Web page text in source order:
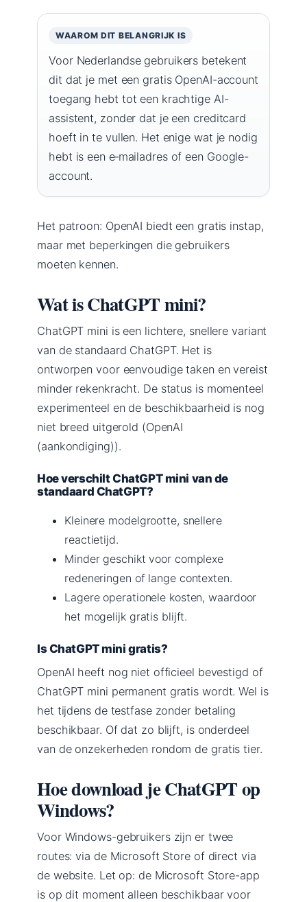
WAAROM DIT BELANGRIJK IS
Voor Nederlandse gebruikers betekent
dit dat je met een gratis OpenAI-account
toegang hebt tot een krachtige AI-
assistent, zonder dat je een creditcard
hoeft in te vullen. Het enige wat je nodig
hebt is een e‑mailadres of een Google-
account.
Het patroon: OpenAI biedt een gratis instap,
maar met beperkingen die gebruikers
moeten kennen.
Wat is ChatGPT mini?
ChatGPT mini is een lichtere, snellere variant
van de standaard ChatGPT. Het is
ontworpen voor eenvoudige taken en vereist
minder rekenkracht. De status is momenteel
experimenteel en de beschikbaarheid is nog
niet breed uitgerold (OpenAI
(aankondiging)).
Hoe verschilt ChatGPT mini van de
standaard ChatGPT?
Kleinere modelgrootte, snellere
reactietijd.
Minder geschikt voor complexe
redeneringen of lange contexten.
Lagere operationele kosten, waardoor
het mogelijk gratis blijft.
Is ChatGPT mini gratis?
OpenAI heeft nog niet officieel bevestigd of
ChatGPT mini permanent gratis wordt. Wel is
het tijdens de testfase zonder betaling
beschikbaar. Of dat zo blijft, is onderdeel
van de onzekerheden rondom de gratis tier.
Hoe download je ChatGPT op
Windows?
Voor Windows-gebruikers zijn er twee
routes: via de Microsoft Store of direct via
de website. Let op: de Microsoft Store-app
is op dit moment alleen beschikbaar voor